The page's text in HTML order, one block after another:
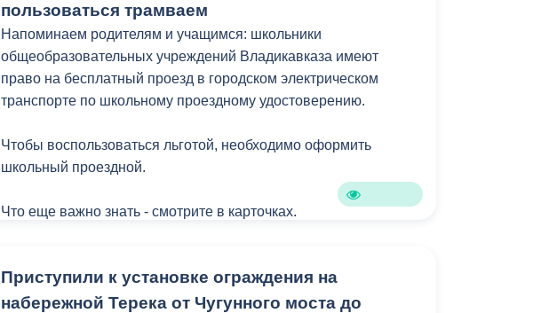
пользоваться трамваем
Напоминаем родителям и учащимся: школьники
общеобразовательных учреждений Владикавказа имеют
право на бесплатный проезд в городском электрическом
транспорте по школьному проездному удостоверению.
Чтобы воспользоваться льготой, необходимо оформить
школьный проездной.
Что еще важно знать - смотрите в карточках.
Приступили к установке ограждения на
набережной Терека от Чугунного моста до